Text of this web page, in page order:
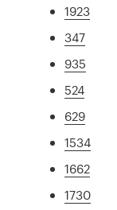
1923
347
935
524
629
1534
1662
1730